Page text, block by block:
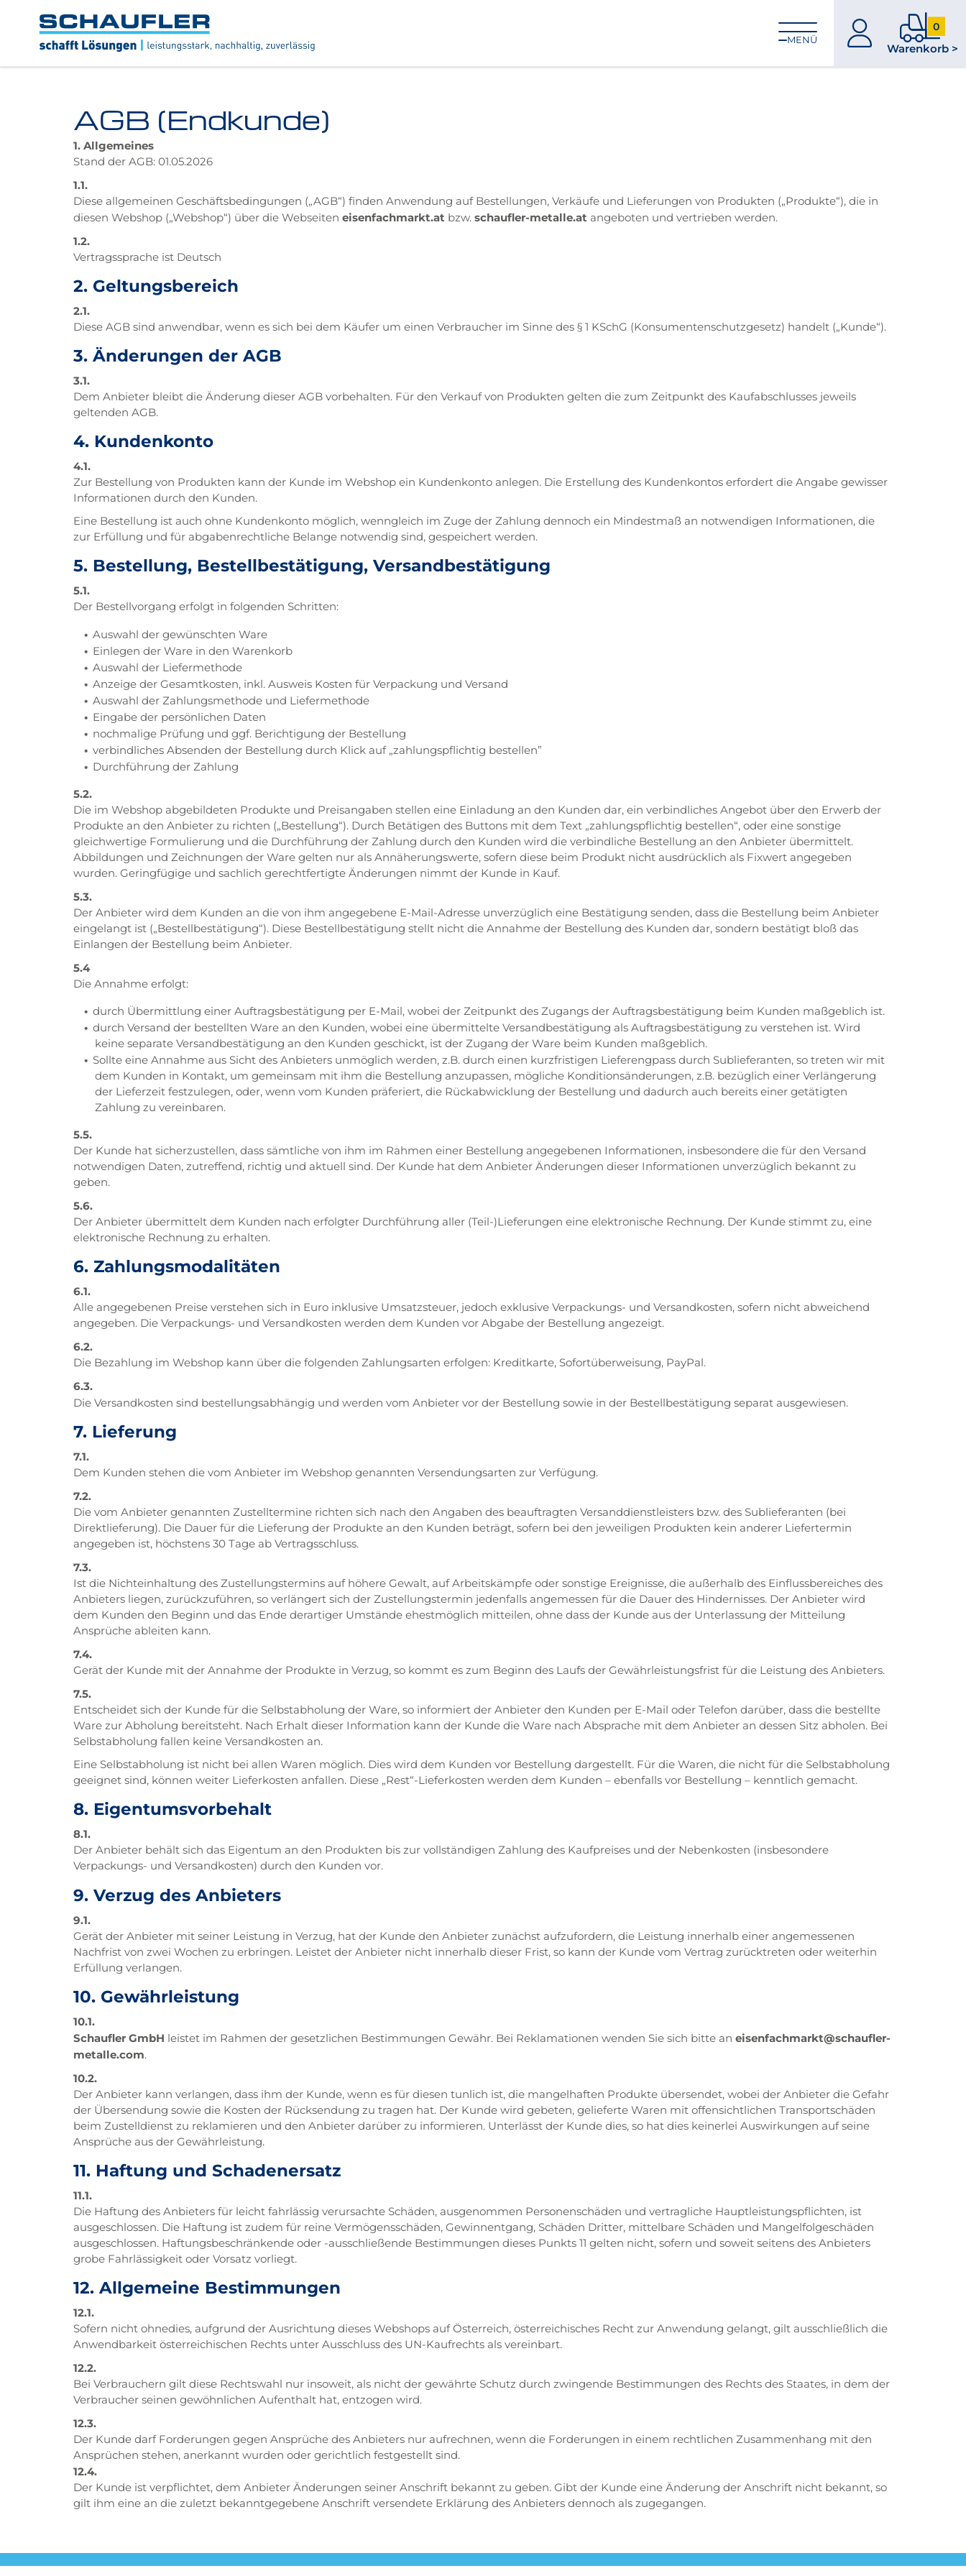
Hauptnavigation
Footernavigation
Logo
verlinkt
MENÜ
zum
0
Warenkorb >
0
im
AGB (Endkunde)
1. Allgemeines
Stand der AGB: 01.05.2026
1.1.
Diese allgemeinen Geschäftsbedingungen („AGB“) finden Anwendung auf Bestellungen, Verkäufe und Lieferungen von Produkten („Produkte“), die in
diesen Webshop („Webshop“) über die Webseiten eisenfachmarkt.at bzw. schaufler-metalle.at angeboten und vertrieben werden.
1.2.
Vertragssprache ist Deutsch
2. Geltungsbereich
2.1.
Diese AGB sind anwendbar, wenn es sich bei dem Käufer um einen Verbraucher im Sinne des § 1 KSchG (Konsumentenschutzgesetz) handelt („Kunde“).
3. Änderungen der AGB
3.1.
Dem Anbieter bleibt die Änderung dieser AGB vorbehalten. Für den Verkauf von Produkten gelten die zum Zeitpunkt des Kaufabschlusses jeweils
geltenden AGB.
4. Kundenkonto
4.1.
Zur Bestellung von Produkten kann der Kunde im Webshop ein Kundenkonto anlegen. Die Erstellung des Kundenkontos erfordert die Angabe gewisser
Informationen durch den Kunden.
Eine Bestellung ist auch ohne Kundenkonto möglich, wenngleich im Zuge der Zahlung dennoch ein Mindestmaß an notwendigen Informationen, die
zur Erfüllung und für abgabenrechtliche Belange notwendig sind, gespeichert werden.
5. Bestellung, Bestellbestätigung, Versandbestätigung
5.1.
Der Bestellvorgang erfolgt in folgenden Schritten:
Auswahl der gewünschten Ware
Einlegen der Ware in den Warenkorb
Auswahl der Liefermethode
Anzeige der Gesamtkosten, inkl. Ausweis Kosten für Verpackung und Versand
Auswahl der Zahlungsmethode und Liefermethode
Eingabe der persönlichen Daten
nochmalige Prüfung und ggf. Berichtigung der Bestellung
verbindliches Absenden der Bestellung durch Klick auf „zahlungspflichtig bestellen”
Durchführung der Zahlung
5.2.
Die im Webshop abgebildeten Produkte und Preisangaben stellen eine Einladung an den Kunden dar, ein verbindliches Angebot über den Erwerb der
Produkte an den Anbieter zu richten („Bestellung“). Durch Betätigen des Buttons mit dem Text „zahlungspflichtig bestellen“, oder eine sonstige
gleichwertige Formulierung und die Durchführung der Zahlung durch den Kunden wird die verbindliche Bestellung an den Anbieter übermittelt.
Abbildungen und Zeichnungen der Ware gelten nur als Annäherungswerte, sofern diese beim Produkt nicht ausdrücklich als Fixwert angegeben
wurden. Geringfügige und sachlich gerechtfertigte Änderungen nimmt der Kunde in Kauf.
5.3.
Der Anbieter wird dem Kunden an die von ihm angegebene E-Mail-Adresse unverzüglich eine Bestätigung senden, dass die Bestellung beim Anbieter
eingelangt ist („Bestellbestätigung“). Diese Bestellbestätigung stellt nicht die Annahme der Bestellung des Kunden dar, sondern bestätigt bloß das
Einlangen der Bestellung beim Anbieter.
5.4
Die Annahme erfolgt:
durch Übermittlung einer Auftragsbestätigung per E-Mail, wobei der Zeitpunkt des Zugangs der Auftragsbestätigung beim Kunden maßgeblich ist.
durch Versand der bestellten Ware an den Kunden, wobei eine übermittelte Versandbestätigung als Auftragsbestätigung zu verstehen ist. Wird
keine separate Versandbestätigung an den Kunden geschickt, ist der Zugang der Ware beim Kunden maßgeblich.
Sollte eine Annahme aus Sicht des Anbieters unmöglich werden, z.B. durch einen kurzfristigen Lieferengpass durch Sublieferanten, so treten wir mit
dem Kunden in Kontakt, um gemeinsam mit ihm die Bestellung anzupassen, mögliche Konditionsänderungen, z.B. bezüglich einer Verlängerung
der Lieferzeit festzulegen, oder, wenn vom Kunden präferiert, die Rückabwicklung der Bestellung und dadurch auch bereits einer getätigten
Zahlung zu vereinbaren.
5.5.
Der Kunde hat sicherzustellen, dass sämtliche von ihm im Rahmen einer Bestellung angegebenen Informationen, insbesondere die für den Versand
notwendigen Daten, zutreffend, richtig und aktuell sind. Der Kunde hat dem Anbieter Änderungen dieser Informationen unverzüglich bekannt zu
geben.
5.6.
Der Anbieter übermittelt dem Kunden nach erfolgter Durchführung aller (Teil-)Lieferungen eine elektronische Rechnung. Der Kunde stimmt zu, eine
elektronische Rechnung zu erhalten.
6. Zahlungsmodalitäten
6.1.
Alle angegebenen Preise verstehen sich in Euro inklusive Umsatzsteuer, jedoch exklusive Verpackungs- und Versandkosten, sofern nicht abweichend
angegeben. Die Verpackungs- und Versandkosten werden dem Kunden vor Abgabe der Bestellung angezeigt.
6.2.
Die Bezahlung im Webshop kann über die folgenden Zahlungsarten erfolgen: Kreditkarte, Sofortüberweisung, PayPal.
6.3.
Die Versandkosten sind bestellungsabhängig und werden vom Anbieter vor der Bestellung sowie in der Bestellbestätigung separat ausgewiesen.
7. Lieferung
7.1.
Dem Kunden stehen die vom Anbieter im Webshop genannten Versendungsarten zur Verfügung.
7.2.
Die vom Anbieter genannten Zustelltermine richten sich nach den Angaben des beauftragten Versanddienstleisters bzw. des Sublieferanten (bei
Direktlieferung). Die Dauer für die Lieferung der Produkte an den Kunden beträgt, sofern bei den jeweiligen Produkten kein anderer Liefertermin
angegeben ist, höchstens 30 Tage ab Vertragsschluss.
7.3.
Ist die Nichteinhaltung des Zustellungstermins auf höhere Gewalt, auf Arbeitskämpfe oder sonstige Ereignisse, die außerhalb des Einflussbereiches des
Anbieters liegen, zurückzuführen, so verlängert sich der Zustellungstermin jedenfalls angemessen für die Dauer des Hindernisses. Der Anbieter wird
dem Kunden den Beginn und das Ende derartiger Umstände ehestmöglich mitteilen, ohne dass der Kunde aus der Unterlassung der Mitteilung
Ansprüche ableiten kann.
7.4.
Gerät der Kunde mit der Annahme der Produkte in Verzug, so kommt es zum Beginn des Laufs der Gewährleistungsfrist für die Leistung des Anbieters.
7.5.
Entscheidet sich der Kunde für die Selbstabholung der Ware, so informiert der Anbieter den Kunden per E-Mail oder Telefon darüber, dass die bestellte
Ware zur Abholung bereitsteht. Nach Erhalt dieser Information kann der Kunde die Ware nach Absprache mit dem Anbieter an dessen Sitz abholen. Bei
Selbstabholung fallen keine Versandkosten an.
Eine Selbstabholung ist nicht bei allen Waren möglich. Dies wird dem Kunden vor Bestellung dargestellt. Für die Waren, die nicht für die Selbstabholung
geeignet sind, können weiter Lieferkosten anfallen. Diese „Rest“-Lieferkosten werden dem Kunden – ebenfalls vor Bestellung – kenntlich gemacht.
8. Eigentumsvorbehalt
8.1.
Der Anbieter behält sich das Eigentum an den Produkten bis zur vollständigen Zahlung des Kaufpreises und der Nebenkosten (insbesondere
Verpackungs- und Versandkosten) durch den Kunden vor.
9. Verzug des Anbieters
9.1.
Gerät der Anbieter mit seiner Leistung in Verzug, hat der Kunde den Anbieter zunächst aufzufordern, die Leistung innerhalb einer angemessenen
Nachfrist von zwei Wochen zu erbringen. Leistet der Anbieter nicht innerhalb dieser Frist, so kann der Kunde vom Vertrag zurücktreten oder weiterhin
Erfüllung verlangen.
10. Gewährleistung
10.1.
Schaufler GmbH leistet im Rahmen der gesetzlichen Bestimmungen Gewähr. Bei Reklamationen wenden Sie sich bitte an eisenfachmarkt@schaufler-
metalle.com.
10.2.
Der Anbieter kann verlangen, dass ihm der Kunde, wenn es für diesen tunlich ist, die mangelhaften Produkte übersendet, wobei der Anbieter die Gefahr
der Übersendung sowie die Kosten der Rücksendung zu tragen hat. Der Kunde wird gebeten, gelieferte Waren mit offensichtlichen Transportschäden
beim Zustelldienst zu reklamieren und den Anbieter darüber zu informieren. Unterlässt der Kunde dies, so hat dies keinerlei Auswirkungen auf seine
Ansprüche aus der Gewährleistung.
11. Haftung und Schadenersatz
11.1.
Die Haftung des Anbieters für leicht fahrlässig verursachte Schäden, ausgenommen Personenschäden und vertragliche Hauptleistungspflichten, ist
ausgeschlossen. Die Haftung ist zudem für reine Vermögensschäden, Gewinnentgang, Schäden Dritter, mittelbare Schäden und Mangelfolgeschäden
ausgeschlossen. Haftungsbeschränkende oder -ausschließende Bestimmungen dieses Punkts 11 gelten nicht, sofern und soweit seitens des Anbieters
grobe Fahrlässigkeit oder Vorsatz vorliegt.
12. Allgemeine Bestimmungen
12.1.
Sofern nicht ohnedies, aufgrund der Ausrichtung dieses Webshops auf Österreich, österreichisches Recht zur Anwendung gelangt, gilt ausschließlich die
Anwendbarkeit österreichischen Rechts unter Ausschluss des UN-Kaufrechts als vereinbart.
12.2.
Bei Verbrauchern gilt diese Rechtswahl nur insoweit, als nicht der gewährte Schutz durch zwingende Bestimmungen des Rechts des Staates, in dem der
Verbraucher seinen gewöhnlichen Aufenthalt hat, entzogen wird.
12.3.
Der Kunde darf Forderungen gegen Ansprüche des Anbieters nur aufrechnen, wenn die Forderungen in einem rechtlichen Zusammenhang mit den
Ansprüchen stehen, anerkannt wurden oder gerichtlich festgestellt sind.
12.4.
Der Kunde ist verpflichtet, dem Anbieter Änderungen seiner Anschrift bekannt zu geben. Gibt der Kunde eine Änderung der Anschrift nicht bekannt, so
gilt ihm eine an die zuletzt bekanntgegebene Anschrift versendete Erklärung des Anbieters dennoch als zugegangen.